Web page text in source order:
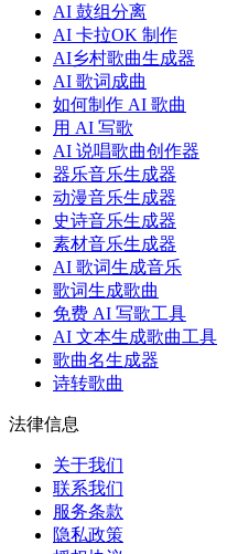
AI 鼓组分离
AI 卡拉OK 制作
AI乡村歌曲生成器
AI 歌词成曲
如何制作 AI 歌曲
用 AI 写歌
AI 说唱歌曲创作器
器乐音乐生成器
动漫音乐生成器
史诗音乐生成器
素材音乐生成器
AI 歌词生成音乐
歌词生成歌曲
免费 AI 写歌工具
AI 文本生成歌曲工具
歌曲名生成器
诗转歌曲
法律信息
关于我们
联系我们
服务条款
隐私政策